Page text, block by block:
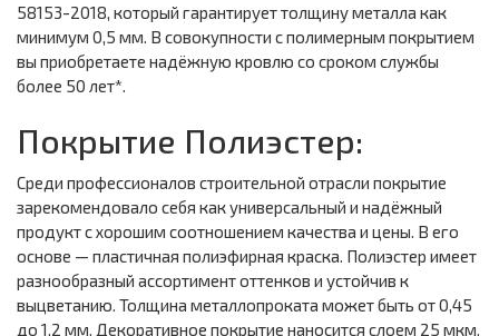
58153-2018, который гарантирует толщину металла как
минимум 0,5 мм. В совокупности с полимерным покрытием
вы приобретаете надёжную кровлю со сроком службы
более 50 лет*.
Покрытие Полиэстер:
Среди профессионалов строительной отрасли покрытие
зарекомендовало себя как универсальный и надёжный
продукт с хорошим соотношением качества и цены. В его
основе — пластичная полиэфирная краска. Полиэстер имеет
разнообразный ассортимент оттенков и устойчив к
выцветанию. Толщина металлопроката может быть от 0,45
до 1,2 мм. Декоративное покрытие наносится слоем 25 мкм.